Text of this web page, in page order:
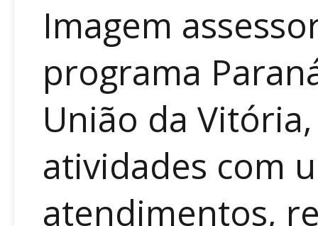
Imagem
programa
União da
atividades com
atendimentos,